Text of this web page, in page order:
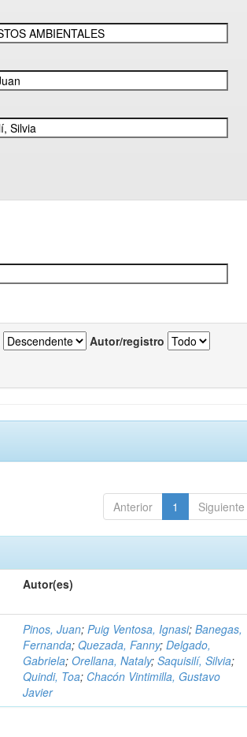
Autor/registro
Anterior 1 Siguiente
Autor(es)
Pinos, Juan;Puig Ventosa, Ignasi;Banegas,
Fernanda;Quezada, Fanny;Delgado,
Gabriela;Orellana, Nataly;Saquisilí, Silvia;
Quindi, Toa; Chacón Vintimilla, Gustavo
Javier